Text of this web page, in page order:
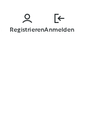
RegistrierenAnmelden